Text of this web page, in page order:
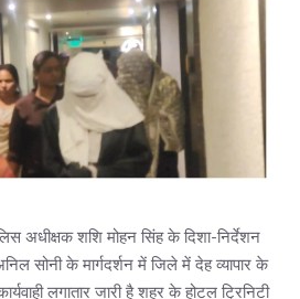
अधीक्षक शशि मोहन सिंह के दिशा-निर्देशन
सोनी के मार्गदर्शन में जिले में देह व्यापार के
लगातार जारी है शहर के होटल ट्रिनिटी